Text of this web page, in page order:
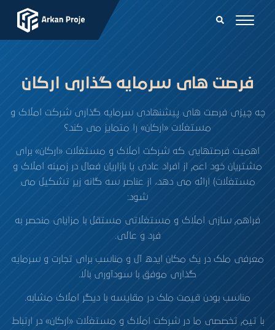
فرصت های سرمایه گذاری ارکان
چه چیزی فرصت های پیشنهادی سرمایه گذاری شرکت املاک و
مستغلات «ارکان» را متمایز می کند؟
اهمیت فرصتهایی که شرکت املاک و مستغلات «ارکان» برای
مشتریان خود اعم از افراد عادی یا بازاریان فعال در زمینه املاک و
مستغلات) ارائه می دهد، از عناصر سه گانه زیر تشکیل می
شود:
فراهم سازی املاک و مستغلاتی مستقل با مزایای منحصر به
فرد و عالی.
معرفی ملک در یک مکان ایده آل و مناسب برای تجارت و سرمایه
گذاری موفق با سودآوری بالا.
مناسب بودن قیمت ملک در مقایسه با دیگر املاک مشابه.
با تیم تخصصی ما در شرکت املاک و مستغلات «ارکان» در ارتباط